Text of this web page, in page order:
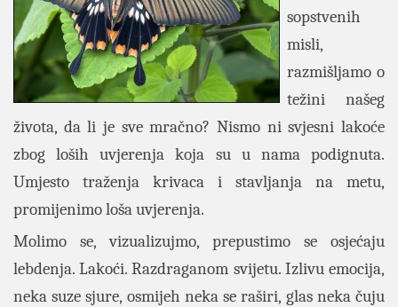
sopstvenih
misli,
razmišljamo o
težini našeg
života, da li je sve mračno? Nismo ni svjesni lakoće
zbog loših uvjerenja koja su u nama podignuta.
Umjesto traženja krivaca i stavljanja na metu,
promijenimo loša uvjerenja.
Molimo se, vizualizujmo, prepustimo se osjećaju
lebdenja. Lakoći. Razdraganom svijetu. Izlivu emocija,
neka suze sjure, osmijeh neka se raširi, glas neka čuju